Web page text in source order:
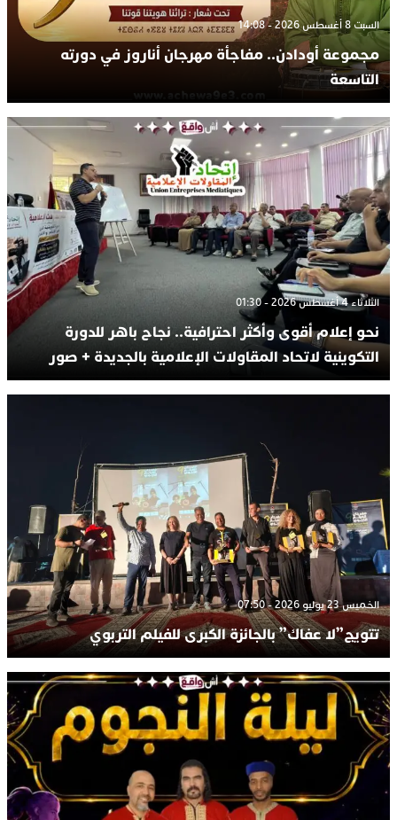
السبت 8 أغسطس 2026 - 14:08
مجموعة أودادن.. مفاجأة مهرجان أناروز في دورته
التاسعة
الثلاثاء 4 أغسطس 2026 - 01:30
نحو إعلام أقوى وأكثر احترافية.. نجاح باهر للدورة
التكوينية لاتحاد المقاولات الإعلامية بالجديدة + صور
الخميس 23 يوليو 2026 - 07:50
تتويج”لا عفاك” بالجائزة الكبرى للفيلم التربوي